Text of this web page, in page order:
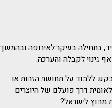
בתחילה בעיקר לאירופה ובהמשך
גינוי לקבלה והערכה.
ללמוד על תחושת הזהות או
דרך פועלם של היוצרים
מחוץ לישראל?